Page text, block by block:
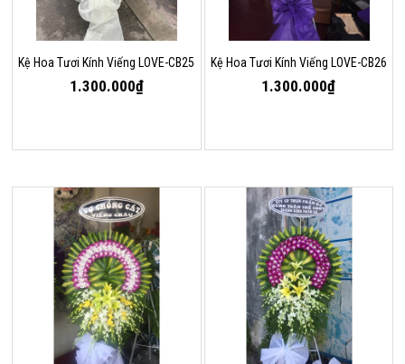
Kệ Hoa Tươi Kính Viếng LOVE-CB25
1.300.000₫
Kệ Hoa Tươi Kính Viếng LOVE-CB26
1.300.000₫